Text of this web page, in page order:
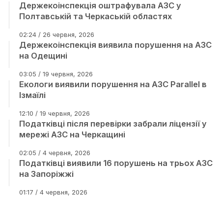
Держекоінспекція оштрафувала АЗС у
Полтавській та Черкаській областях
02:24 / 26 червня, 2026
Держекоінспекція виявила порушення на АЗС
на Одещині
03:05 / 19 червня, 2026
Екологи виявили порушення на АЗС Parallel в
Ізмаїлі
12:10 / 19 червня, 2026
Податківці після перевірки забрали ліцензії у
мережі АЗС на Черкащині
02:05 / 4 червня, 2026
Податківці виявили 16 порушень на трьох АЗС
на Запоріжжі
01:17 / 4 червня, 2026